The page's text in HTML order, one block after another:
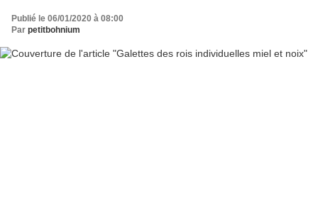
Publié le 06/01/2020 à 08:00
Par petitbohnium